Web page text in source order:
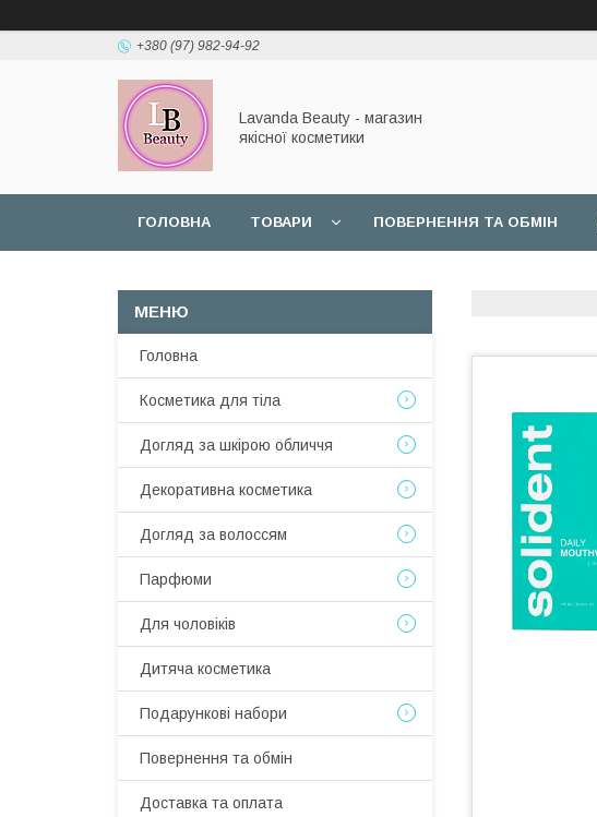
+380 (97) 982-94-92
Lavanda Beauty - магазин
якісної косметики
ГОЛОВНА ТОВАРИ ПОВЕРНЕННЯ ТА ОБМІН
Головна
Косметика для тіла
Догляд за шкірою обличчя
Декоративна косметика
Догляд за волоссям
Парфюми
Для чоловіків
Дитяча косметика
Подарункові набори
Повернення та обмін
Доставка та оплата